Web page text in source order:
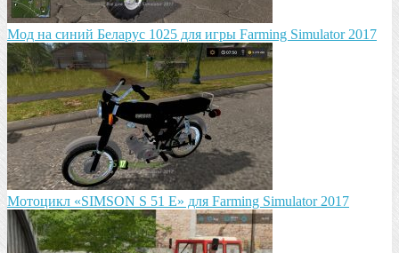
Мод на синий Беларус 1025 для игры Farming Simulator 2017
Мотоцикл «SIMSON S 51 E» для Farming Simulator 2017